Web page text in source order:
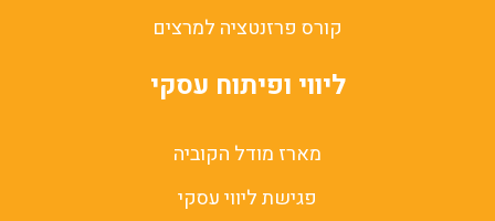
קורס פרזנטציה למרצים
ליווי ופיתוח עסקי
מארז מודל הקוביה
פגישת ליווי עסקי